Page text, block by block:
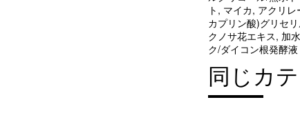
ト, マイカ, アクリ
カプリン酸)グリセ
クノサ花エキス, 加
ク/ダイコン根発酵液
同じカ